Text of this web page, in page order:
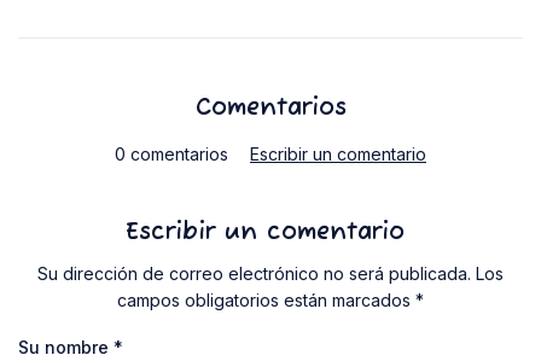
Comentarios
0 comentarios Escribir un comentario
Escribir un comentario
Su dirección de correo electrónico no será publicada. Los
campos obligatorios están marcados *
Su nombre *